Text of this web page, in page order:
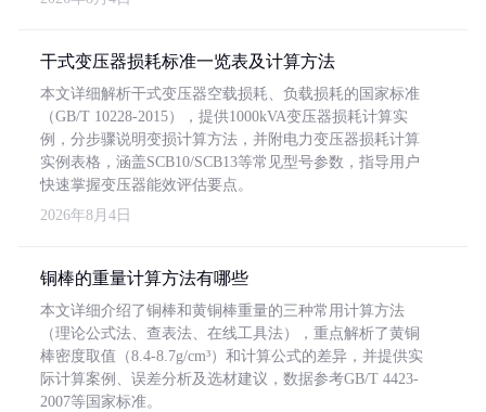
干式变压器损耗标准一览表及计算方法
本文详细解析干式变压器空载损耗、负载损耗的国家标准
（GB/T 10228-2015），提供1000kVA变压器损耗计算实
例，分步骤说明变损计算方法，并附电力变压器损耗计算
实例表格，涵盖SCB10/SCB13等常见型号参数，指导用户
快速掌握变压器能效评估要点。
2026年8月4日
铜棒的重量计算方法有哪些
本文详细介绍了铜棒和黄铜棒重量的三种常用计算方法
（理论公式法、查表法、在线工具法），重点解析了黄铜
棒密度取值（8.4-8.7g/cm³）和计算公式的差异，并提供实
际计算案例、误差分析及选材建议，数据参考GB/T 4423-
2007等国家标准。